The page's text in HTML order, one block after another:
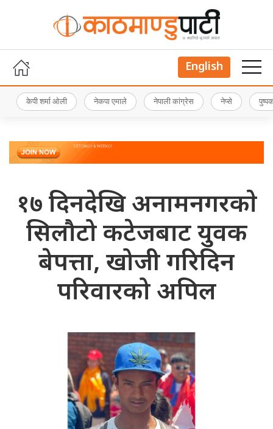
English
केपी शर्मा ओली नेकपा एमाले नेपाली कांग्रेस नेप्से
१७ दिनदेखि अनामनगरकाे
सिलौटो कटेजबाट युवक
बेपत्ता, खोजी गरिदिन
परिवारको अपिल